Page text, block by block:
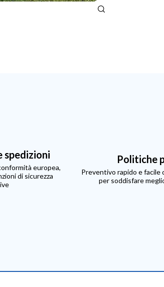
spedizioni
europea,
di sicurezza
Politiche
Preventivo rapido e facile
per soddisfare